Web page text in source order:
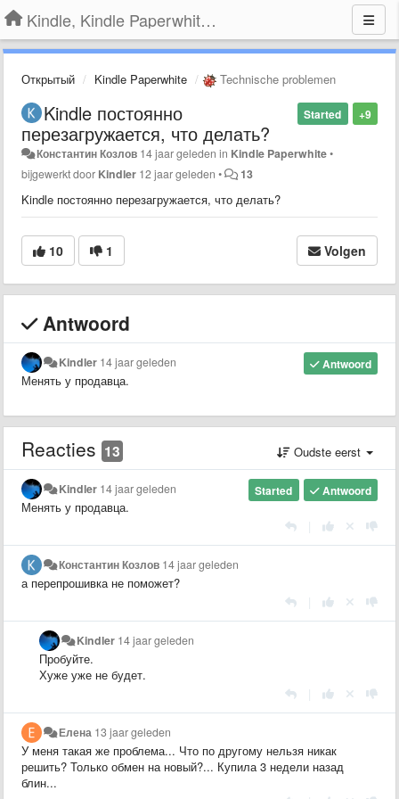
Kindle, Kindle Paperwhite, Kindle Voyage
Открытый Kindle Paperwhite Technische problemen
+9
Started
Kindle постоянно
перезагружается, что делать?
Константин Козлов 14 jaar geleden in Kindle Paperwhite•
bijgewerkt door Kindler 12 jaar geleden • 13
Kindle постоянно перезагружается, что делать?
10 1 Volgen
Antwoord
Antwoord
Kindler 14 jaar geleden
Менять у продавца.
Reacties 13 Oudste eerst
Antwoord
Started
Kindler 14 jaar geleden
Менять у продавца.
Константин Козлов 14 jaar geleden
а перепрошивка не поможет?​
Kindler 14 jaar geleden
Пробуйте.
Хуже уже не будет.
Елена 13 jaar geleden
У меня такая же проблема... Что по другому нельзя никак
решить? Только обмен на новый?... Купила 3 недели назад
блин...